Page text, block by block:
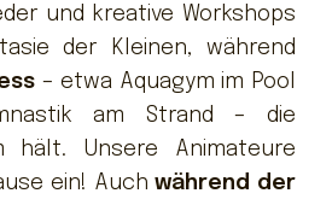
und kreative Workshops
der Kleinen, während
– etwa Aquagym im Pool
am Strand – die
hält. Unsere Animateure
ein! Auchwährend der